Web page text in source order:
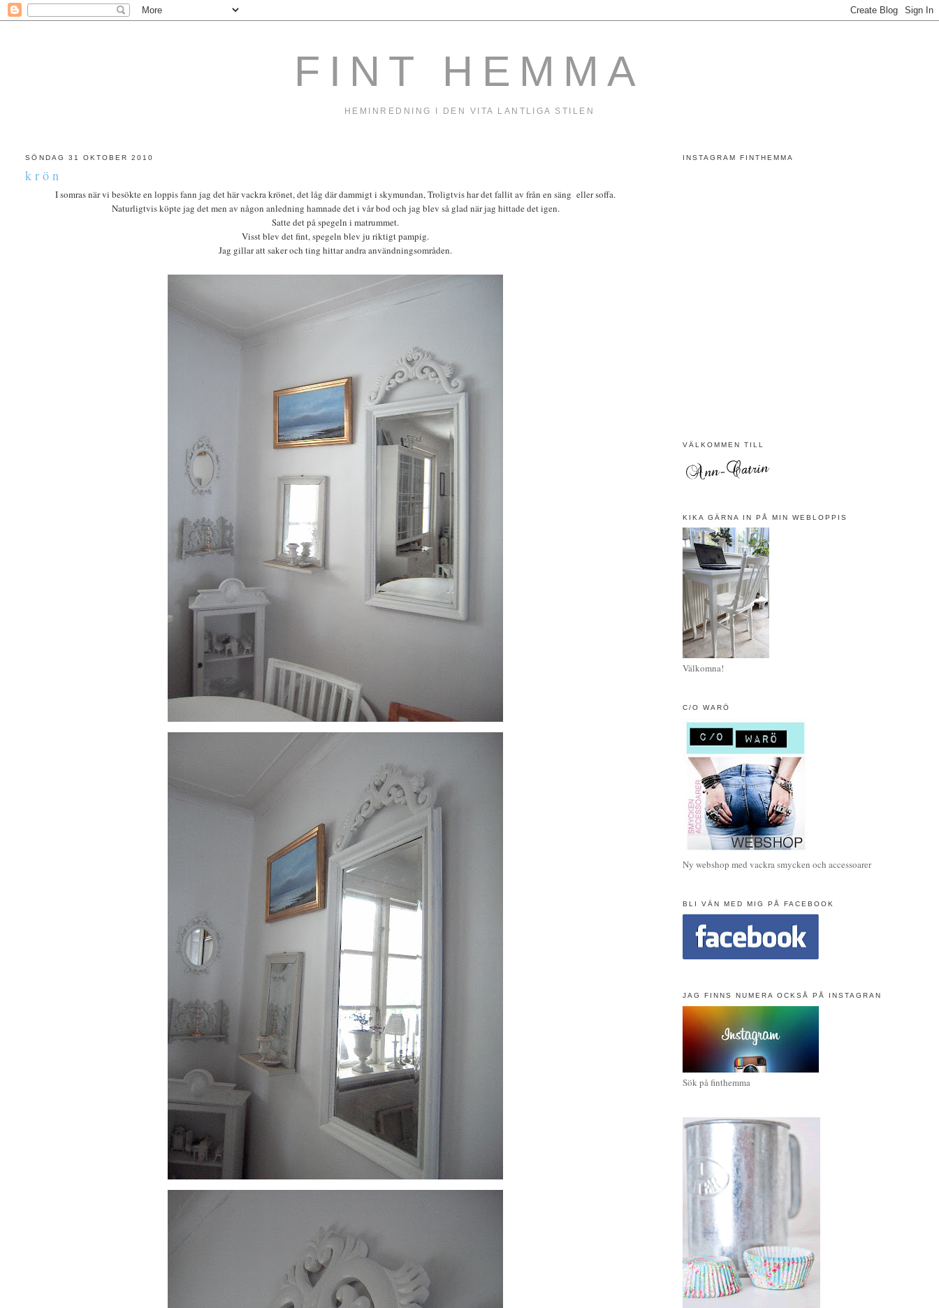
FINT HEMMA
HEMINREDNING I DEN VITA LANTLIGA STILEN
SÖNDAG 31 OKTOBER 2010
k r ö n
I somras när vi besökte en loppis fann jag det här vackra krönet, det låg där dammigt i skymundan, Troligtvis har det fallit av från en säng eller soffa.
Naturligtvis köpte jag det men av någon anledning hamnade det i vår bod och jag blev så glad när jag hittade det igen.
Satte det på spegeln i matrummet.
Visst blev det fint, spegeln blev ju riktigt pampig.
Jag gillar att saker och ting hittar andra användningsområden.
INSTAGRAM FINTHEMMA
VÄLKOMMEN TILL
KIKA GÄRNA IN PÅ MIN WEBLOPPIS
Välkomna!
C/O WARÖ
Ny webshop med vackra smycken och accessoarer
BLI VÄN MED MIG PÅ FACEBOOK
JAG FINNS NUMERA OCKSÅ PÅ INSTAGRAN
Sök på finthemma